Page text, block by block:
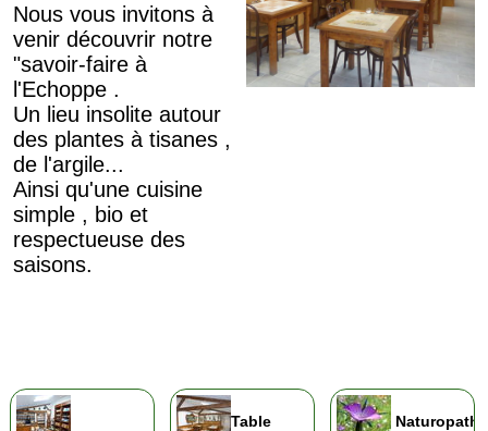
Nous vous invitons à
venir découvrir notre
"savoir-faire à
l'Echoppe .
Un lieu insolite autour
des plantes à tisanes ,
de l'argile...
Ainsi qu'une cuisine
simple , bio et
respectueuse des
saisons.
Table